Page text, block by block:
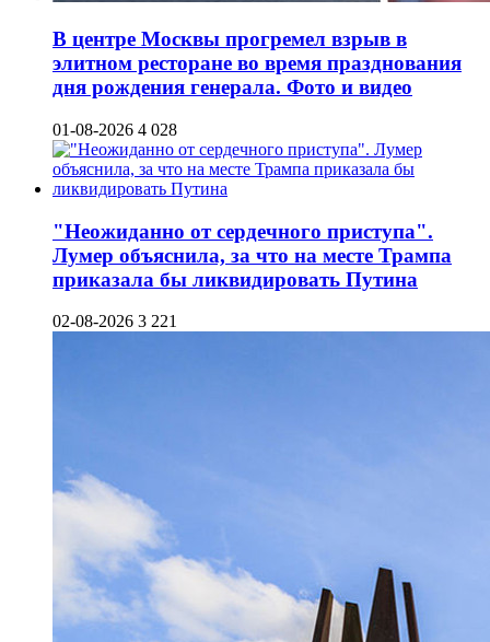
В центре Москвы прогремел взрыв в
элитном ресторане во время празднования
дня рождения генерала. Фото и видео
01-08-2026 4 028
"Неожиданно от сердечного приступа".
Лумер объяснила, за что на месте Трампа
приказала бы ликвидировать Путина
02-08-2026 3 221